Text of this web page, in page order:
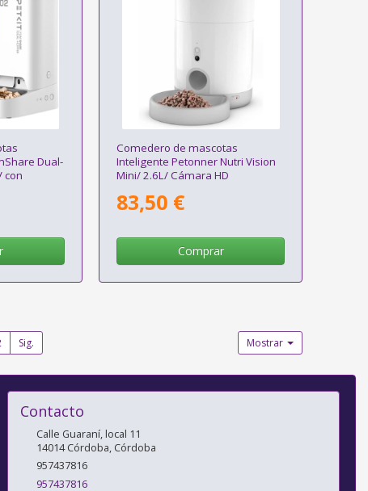
Dual-
con
Comedero de mascotas
Inteligente Petonner Nutri Vision
Mini/ 2.6L/ Cámara HD
83,50 €
Comprar
Sig. Mostrar
Contacto
Calle Guaraní, local 11
14014 Córdoba, Córdoba
957437816
957437816